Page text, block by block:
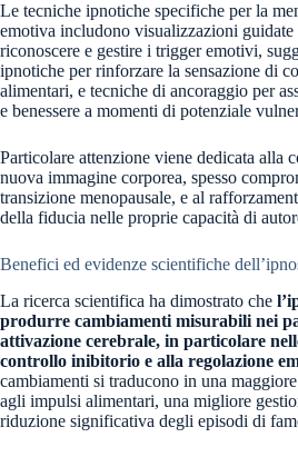
Le tecniche ipnotiche specifiche per la
emotiva includono visualizzazioni guidate
riconoscere e gestire i trigger emotivi,
ipnotiche per rinforzare la sensazione di
alimentari, e tecniche di ancoraggio per
e benessere a momenti di potenziale
Particolare attenzione viene dedicata alla
nuova immagine corporea, spesso
transizione menopausale, e al
della fiducia nelle proprie capacità di
Benefici ed evidenze scientifiche
La ricerca scientifica ha dimostrato che
produrre cambiamenti misurabili nei
attivazione cerebrale, in particolare
controllo inibitorio e alla regolazione
cambiamenti si traducono in una
agli impulsi alimentari, una migliore
riduzione significativa degli episodi di